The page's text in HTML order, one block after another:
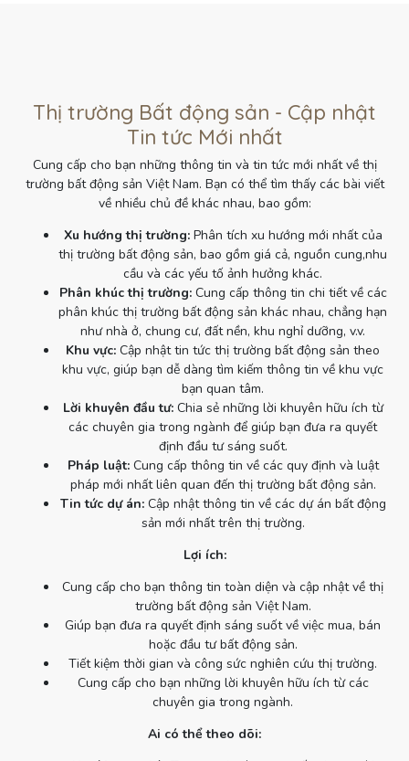
Thị trường Bất động sản - Cập nhật
Tin tức Mới nhất
Cung cấp cho bạn những thông tin và tin tức mới nhất về thị
trường bất động sản Việt Nam. Bạn có thể tìm thấy các bài viết
về nhiều chủ đề khác nhau, bao gồm:
Xu hướng thị trường:Phân tích xu hướng mới nhất của
thị trường bất động sản, bao gồm giá cả, nguồn cung,nhu
cầu và các yếu tố ảnh hưởng khác.
Phân khúc thị trường:Cung cấp thông tin chi tiết về các
phân khúc thị trường bất động sản khác nhau, chẳng hạn
như nhà ở, chung cư, đất nền, khu nghỉ dưỡng, v.v.
Khu vực: Cập nhật tin tức thị trường bất động sản theo
khu vực, giúp bạn dễ dàng tìm kiếm thông tin về khu vực
bạn quan tâm.
Lời khuyên đầu tư:Chia sẻ những lời khuyên hữu ích từ
các chuyên gia trong ngành để giúp bạn đưa ra quyết
định đầu tư sáng suốt.
Pháp luật:Cung cấp thông tin về các quy định và luật
pháp mới nhất liên quan đến thị trường bất động sản.
Tin tức dự án:Cập nhật thông tin về các dự án bất động
sản mới nhất trên thị trường.
Lợi ích:
Cung cấp cho bạn thông tin toàn diện và cập nhật về thị
trường bất động sản Việt Nam.
Giúp bạn đưa ra quyết định sáng suốt về việc mua, bán
hoặc đầu tư bất động sản.
Tiết kiệm thời gian và công sức nghiên cứu thị trường.
Cung cấp cho bạn những lời khuyên hữu ích từ các
chuyên gia trong ngành.
Ai có thể theo dõi: